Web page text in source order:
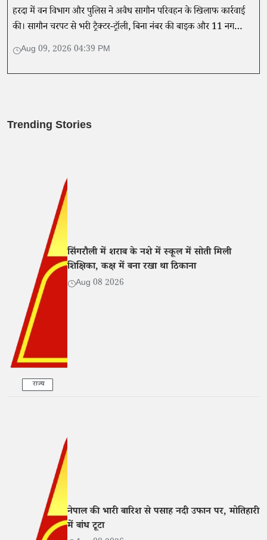
हरदा में वन विभाग और पुलिस ने अवैध सागौन परिवहन के खिलाफ कार्रवाई
की। सागौन चरपट से भरी ट्रैक्टर-ट्रॉली, बिना नंबर की बाइक और 11 नग
सागौन जब्त किए गए, जबकि दो आरोपी पकड़े गए।
Aug 09, 2026 04:39 PM
Trending Stories
राज्य
सिंगरौली में शराब के नशे में स्कूल में सोती मिली
शिक्षिका, कक्ष में बना रखा था ठिकाना
Aug 08 2026
नेपाल की भारी बारिश से पसाह नदी उफान पर, मोतिहारी
में बांध टूटा